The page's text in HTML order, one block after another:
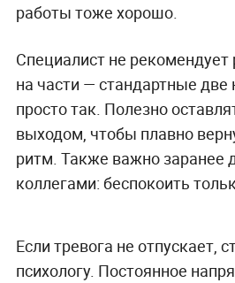
работы тоже хорошо.
Специалист не рекомендует
на части — стандартные
просто так. Полезно
выходом, чтобы плавно
ритм. Также важно заранее
коллегами: беспокоить
Если тревога не отпускает,
психологу. Постоянное